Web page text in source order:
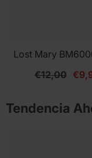
Lost Mary
€12,00
Tendencia